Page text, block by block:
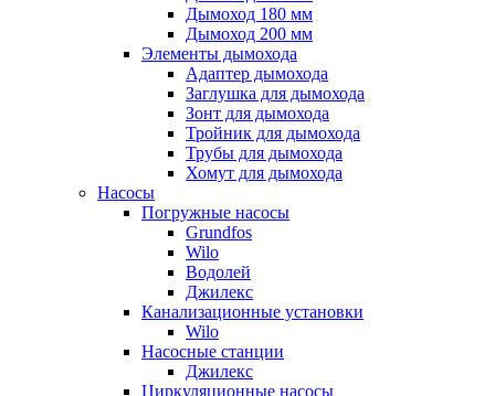
Дымоход 180 мм
Дымоход 200 мм
Элементы дымохода
Адаптер дымохода
Заглушка для дымохода
Зонт для дымохода
Тройник для дымохода
Трубы для дымохода
Хомут для дымохода
Насосы
Погружные насосы
Grundfos
Wilo
Водолей
Джилекс
Канализационные установки
Wilo
Насосные станции
Джилекс
Циркуляционные насосы